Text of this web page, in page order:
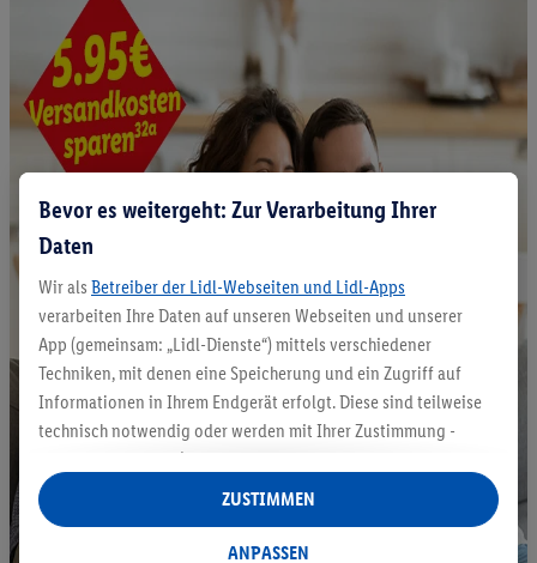
Bevor es weitergeht: Zur Verarbeitung Ihrer
Daten
Wir als Betreiber der Lidl-Webseiten und Lidl-Apps
verarbeiten Ihre Daten auf unseren Webseiten und unserer
App (gemeinsam: „Lidl-Dienste“) mittels verschiedener
Techniken, mit denen eine Speicherung und ein Zugriff auf
Informationen in Ihrem Endgerät erfolgt. Diese sind teilweise
technisch notwendig oder werden mit Ihrer Zustimmung -
auch durch Partner (u.a.
Verantwortliche; im Zusammenhang mit dem IAB TCF
insgesamt
Statistik-Erstellung oder für personalisierte Werbung
ANPASSEN
ZUSTIMMEN